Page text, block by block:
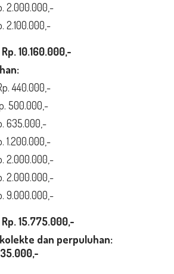
2.000.000,-
2.100.000,-
10.160.000,-
440.000,-
500.000,-
635.000,-
1.200.000,-
2.000.000,-
2.000.000,-
9.000.000,-
15.775.000,-
dan perpuluhan: